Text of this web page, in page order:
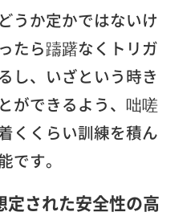
うか定かではないけ
たら躊躇なくトリガ
し、いざという時き
ができるよう、咄嗟
くくらい訓練を積ん
です。
された安全性の高